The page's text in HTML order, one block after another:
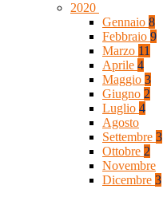
2020
Gennaio 8
Febbraio 9
Marzo 11
Aprile 4
Maggio 3
Giugno 2
Luglio 4
Agosto
Settembre 3
Ottobre 2
Novembre
Dicembre 3